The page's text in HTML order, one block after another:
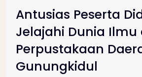
Antusias Peserta
Jelajahi Dunia Ilmu
Perpustakaan
Gunungkidul